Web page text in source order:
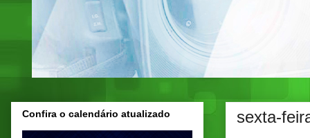
sexta-
Confira o calendário atualizado